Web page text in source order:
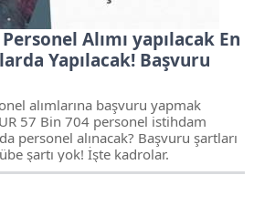
Alımı yapılacak En
Yapılacak! Başvuru
alımlarına başvuru yapmak
57 Bin 704 personel istihdam
personel alınacak? Başvuru şartları
şartı yok! İşte kadrolar.